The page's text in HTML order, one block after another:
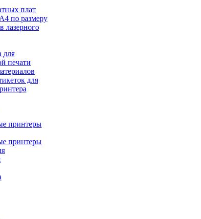
плат
по размеру
лазерного
для
печати
для
принтеры
принтеры